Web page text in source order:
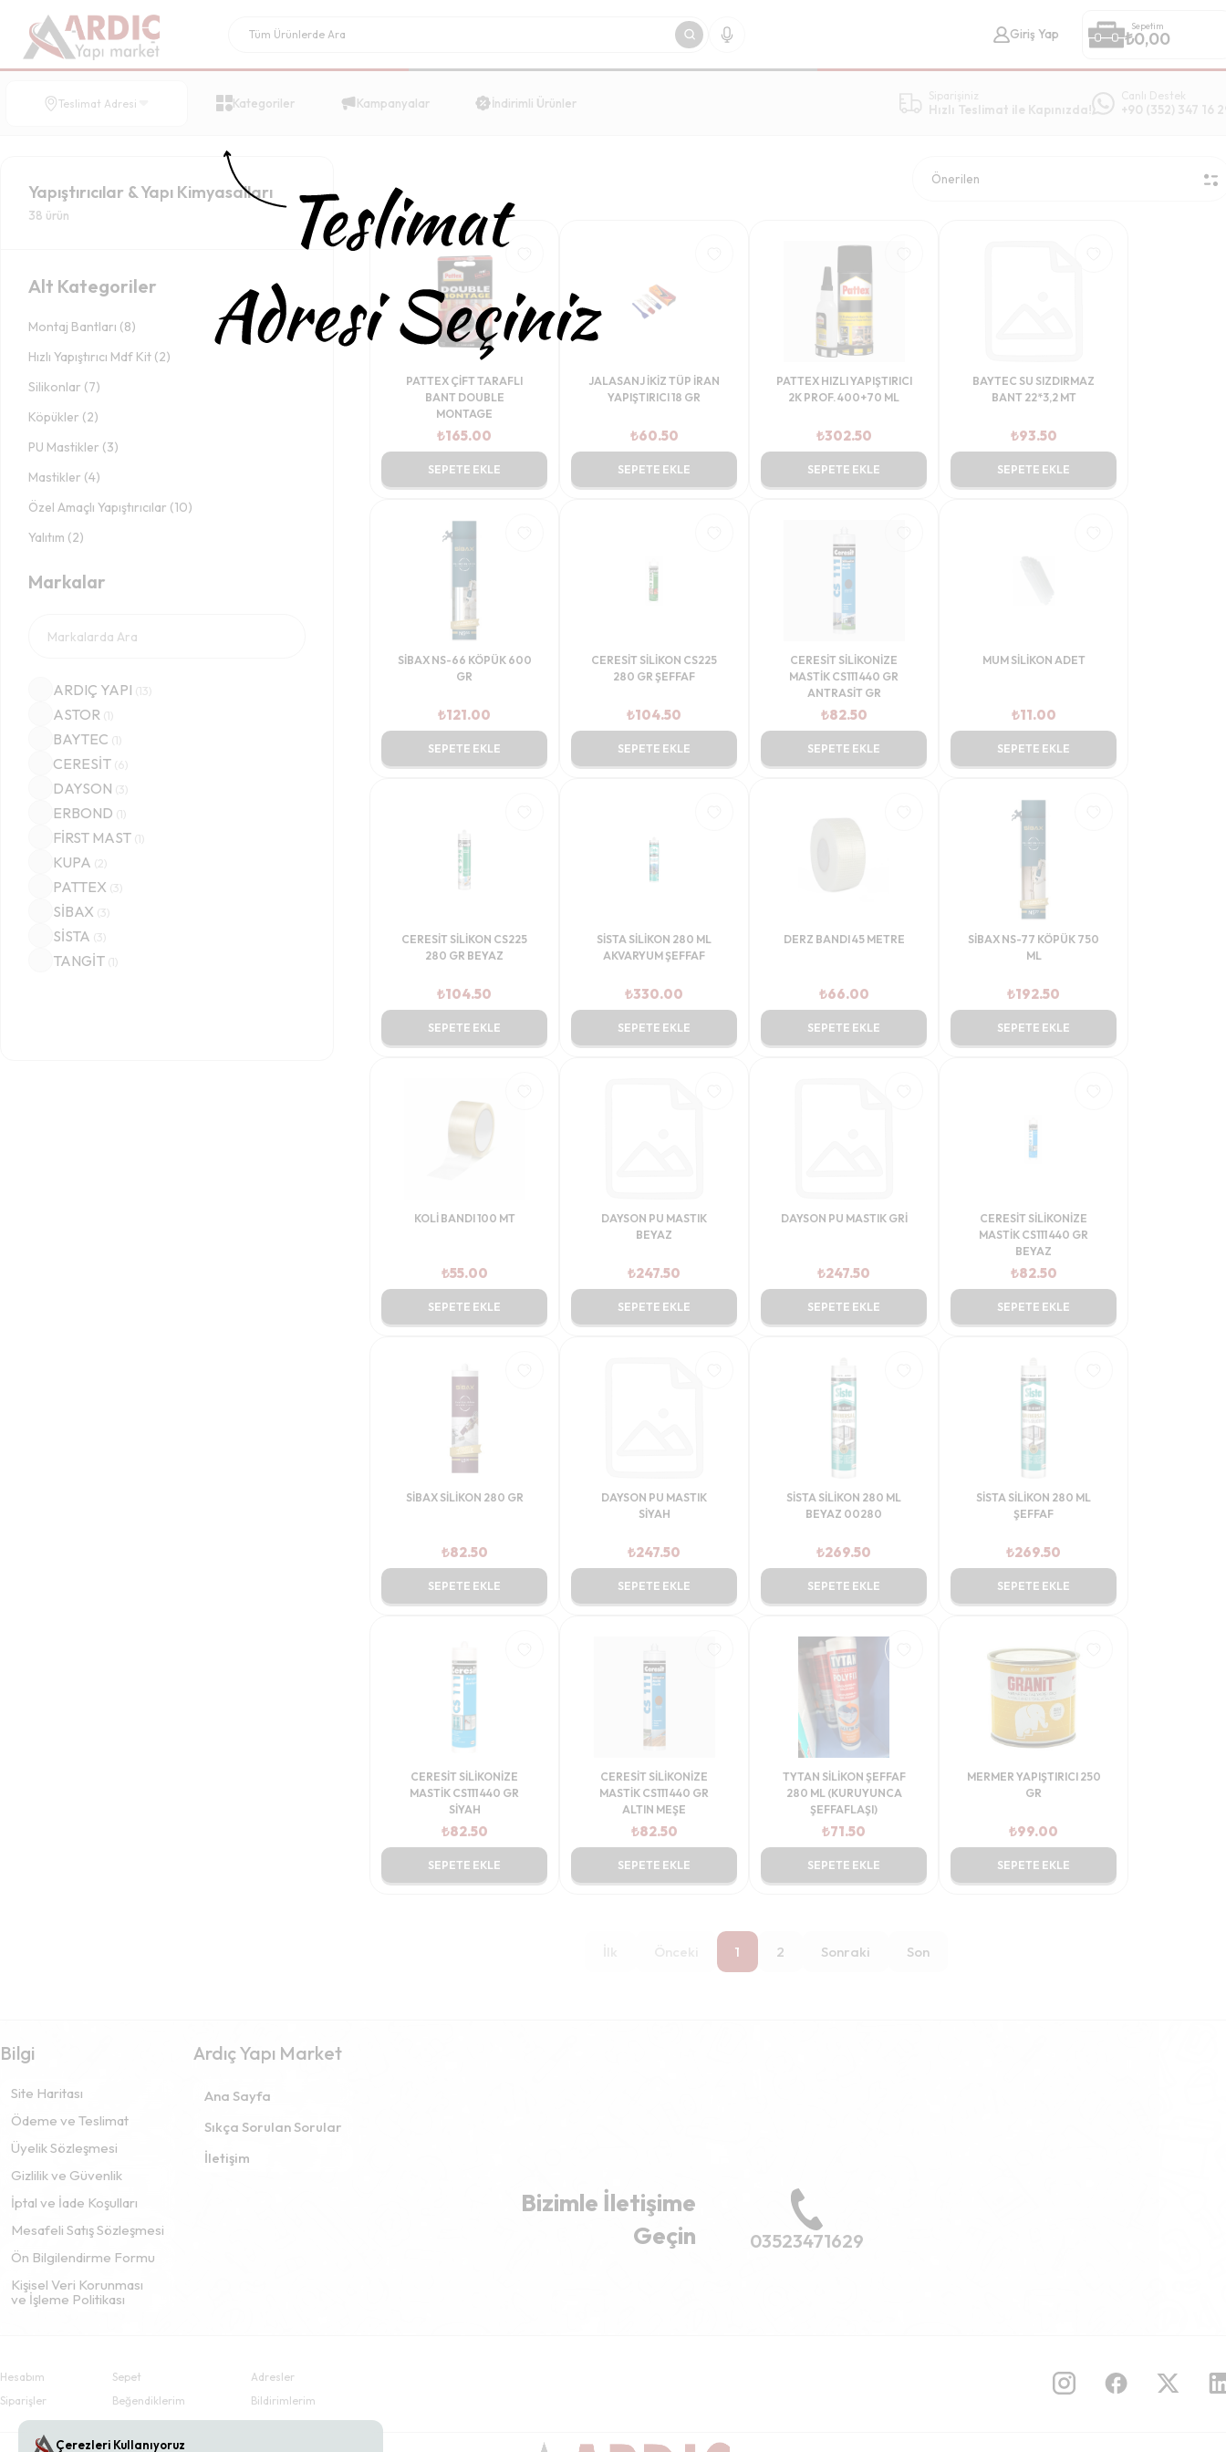
Giriş Yap
Sepetim
₺0,00
Teslimat Adresi Kategoriler Kampanyalar İndirimli Ürünler Siparişiniz
Hızlı Teslimat ile Kapınızda!
Canlı Destek
+90 (352) 347 16
Yapıştırıcılar & Yapı Kimyasalları
38 ürün
Alt Kategoriler
Montaj Bantları (8)
Hızlı Yapıştırıcı Mdf Kit (2)
Silikonlar (7)
Köpükler (2)
PU Mastikler (3)
Mastikler (4)
Özel Amaçlı Yapıştırıcılar (10)
Yalıtım (2)
Markalar
ARDIÇ YAPI (13)
ASTOR (1)
BAYTEC (1)
CERESİT (6)
DAYSON (3)
ERBOND (1)
FİRST MAST (1)
KUPA (2)
PATTEX (3)
SİBAX (3)
SİSTA (3)
TANGİT (1)
PATTEX ÇİFT TARAFLI
BANT DOUBLE
MONTAGE
₺165.00
SEPETE EKLE
JALASANJ İKİZ TÜP İRAN
YAPIŞTIRICI 18 GR
₺60.50
SEPETE EKLE
PATTEX HIZLI YAPIŞTIRICI
2K PROF. 400+70 ML
₺302.50
SEPETE EKLE
BAYTEC SU SIZDIRMAZ
BANT 22*3,2 MT
₺93.50
SEPETE EKLE
SİBAX NS-66 KÖPÜK 600
GR
₺121.00
SEPETE EKLE
CERESİT SİLİKON CS225
280 GR ŞEFFAF
₺104.50
SEPETE EKLE
CERESİT SİLİKONİZE
MASTİK CS111 440 GR
ANTRASİT GR
₺82.50
SEPETE EKLE
MUM SİLİKON ADET
₺11.00
SEPETE EKLE
CERESİT SİLİKON CS225
280 GR BEYAZ
₺104.50
SEPETE EKLE
SİSTA SİLİKON 280 ML
AKVARYUM ŞEFFAF
₺330.00
SEPETE EKLE
DERZ BANDI 45 METRE
₺66.00
SEPETE EKLE
SİBAX NS-77 KÖPÜK 750
ML
₺192.50
SEPETE EKLE
KOLİ BANDI 100 MT
₺55.00
SEPETE EKLE
DAYSON PU MASTIK
BEYAZ
₺247.50
SEPETE EKLE
DAYSON PU MASTIK GRİ
₺247.50
SEPETE EKLE
CERESİT SİLİKONİZE
MASTİK CS111 440 GR
BEYAZ
₺82.50
SEPETE EKLE
SİBAX SİLİKON 280 GR
₺82.50
SEPETE EKLE
DAYSON PU MASTIK
SİYAH
₺247.50
SEPETE EKLE
SİSTA SİLİKON 280 ML
BEYAZ 00280
₺269.50
SEPETE EKLE
SİSTA SİLİKON 280 ML
ŞEFFAF
₺269.50
SEPETE EKLE
CERESİT SİLİKONİZE
MASTİK CS111 440 GR
SİYAH
₺82.50
SEPETE EKLE
CERESİT SİLİKONİZE
MASTİK CS111 440 GR
ALTIN MEŞE
₺82.50
SEPETE EKLE
TYTAN SİLİKON ŞEFFAF
280 ML (KURUYUNCA
ŞEFFAFLAŞI)
₺71.50
SEPETE EKLE
MERMER YAPIŞTIRICI 250
GR
₺99.00
SEPETE EKLE
1 2 Sonraki Son
Bilgi
Site Haritası
Ödeme ve Teslimat
Üyelik Sözleşmesi
Gizlilik ve Güvenlik
İptal ve İade Koşulları
Mesafeli Satış Sözleşmesi
Ön Bilgilendirme Formu
Kişisel Veri Korunması
ve İşleme Politikası
Ardıç Yapı Market
Ana Sayfa
Sıkça Sorulan Sorular
İletişim
Bizimle İletişime
Geçin
03523471629
Hesabım
Siparişler
Sepet
Beğendiklerim
Adresler
Bildirimlerim
Çerezleri Kullanıyoruz